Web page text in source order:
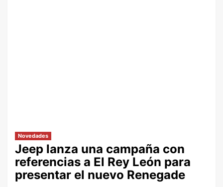
Novedades
Jeep lanza una campaña con
referencias a El Rey León para
presentar el nuevo Renegade